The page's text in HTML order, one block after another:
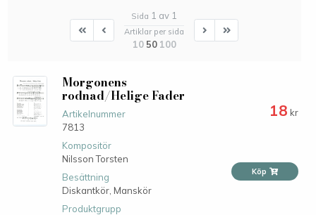
FirstFirst
Sida 1 av 1
Artiklar per sida
10 50 100
NextLast
Morgonens
rodnad/Helige Fader
Artikelnummer
7813
Kompositör
Nilsson Torsten
Besättning
Diskantkör, Manskör
Produktgrupp
18 kr
Köp